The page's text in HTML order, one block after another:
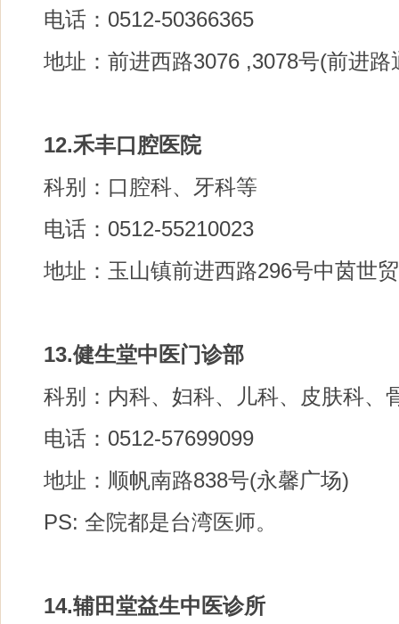
电话：0512-50366365
地址：前进西路3076 ,3078号(前进路
12.禾丰口腔医院
科别：口腔科、牙科等
电话：0512-55210023
地址：玉山镇前进西路296号中茵世
13.健生堂中医门诊部
科别：内科、妇科、儿科、皮肤科、
电话：0512-57699099
地址：顺帆南路838号(永馨广场)
PS: 全院都是台湾医师。
14.辅田堂益生中医诊所